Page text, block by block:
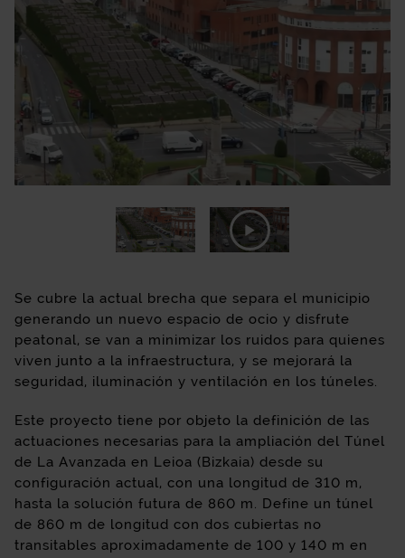
Se cubre la actual brecha que separa el municipio
generando un nuevo espacio de ocio y disfrute
peatonal, se van a minimizar los ruidos para quienes
viven junto a la infraestructura, y se mejorará la
seguridad, iluminación y ventilación en los túneles.
Este proyecto tiene por objeto la definición de las
actuaciones necesarias para la ampliación del Túnel
de La Avanzada en Leioa (Bizkaia) desde su
configuración actual, con una longitud de 310 m,
hasta la solución futura de 860 m. Define un túnel
de 860 m de longitud con dos cubiertas no
transitables aproximadamente de 100 y 140 m en